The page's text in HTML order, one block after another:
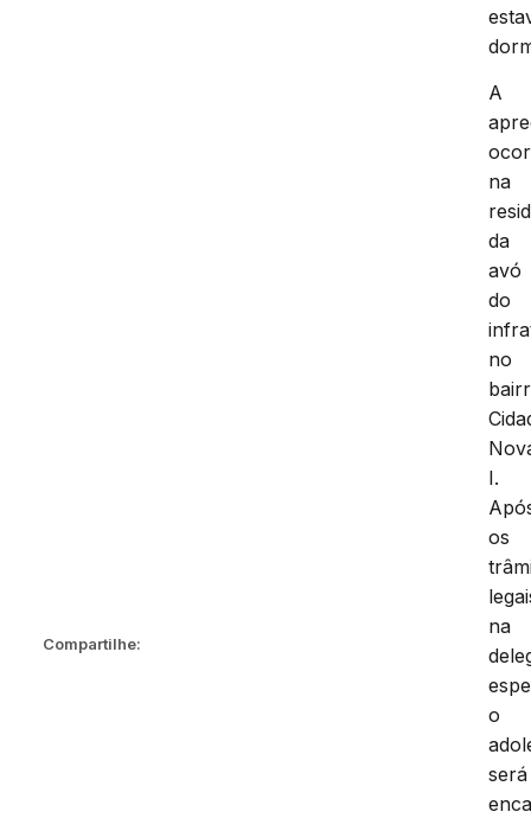
Compartilhe:
A
na
da
avó
do
no
I.
os
na
o
será